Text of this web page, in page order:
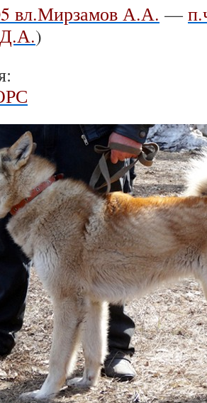
вл.Мирзамов А.А. —
)